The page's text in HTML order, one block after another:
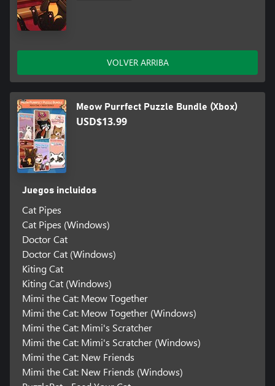
VOLVER ARRIBA
Meow Purrfect Puzzle Bundle (Xbox)
USD$13.99
Juegos incluidos
Cat Pipes
Cat Pipes (Windows)
Doctor Cat
Doctor Cat (Windows)
Kiting Cat
Kiting Cat (Windows)
Mimi the Cat: Meow Together
Mimi the Cat: Meow Together (Windows)
Mimi the Cat: Mimi's Scratcher
Mimi the Cat: Mimi's Scratcher (Windows)
Mimi the Cat: New Friends
Mimi the Cat: New Friends (Windows)